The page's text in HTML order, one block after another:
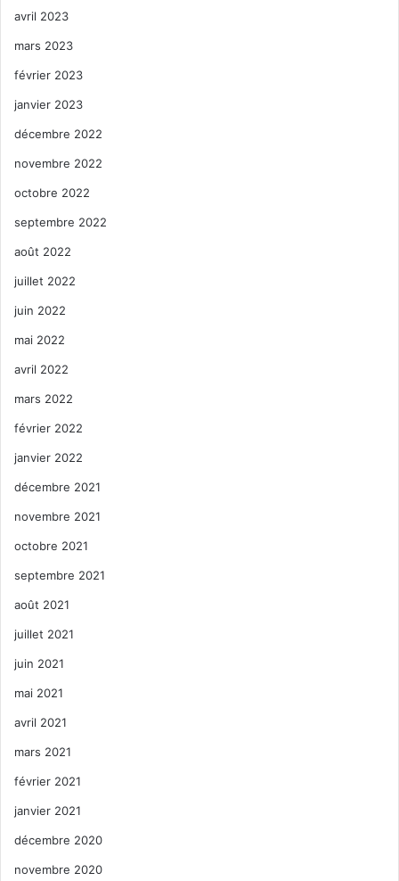
avril 2023
mars 2023
février 2023
janvier 2023
décembre 2022
novembre 2022
octobre 2022
septembre 2022
août 2022
juillet 2022
juin 2022
mai 2022
avril 2022
mars 2022
février 2022
janvier 2022
décembre 2021
novembre 2021
octobre 2021
septembre 2021
août 2021
juillet 2021
juin 2021
mai 2021
avril 2021
mars 2021
février 2021
janvier 2021
décembre 2020
novembre 2020